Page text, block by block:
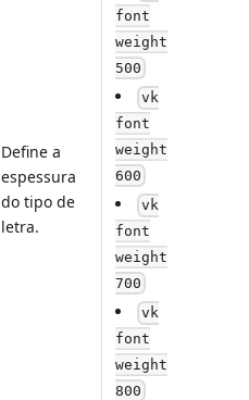
Define a
espessura
do tipo de
letra.
font
weight
500
vk
font
weight
600
vk
font
weight
700
vk
font
weight
800